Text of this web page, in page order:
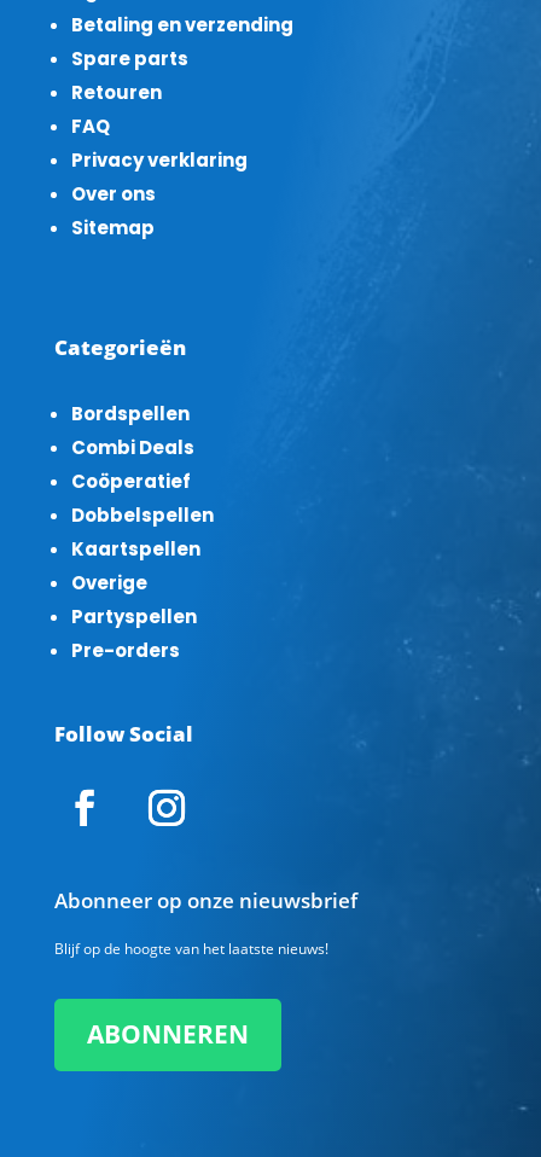
Betaling en verzending
Spare parts
Retouren
FAQ
Privacy verklaring
Over ons
Sitemap
Categorieën
Bordspellen
Combi Deals
Coöperatief
Dobbelspellen
Kaartspellen
Overige
Partyspellen
Pre-orders
Follow Social
Abonneer op onze nieuwsbrief
Blijf op de hoogte van het laatste nieuws!
ABONNEREN